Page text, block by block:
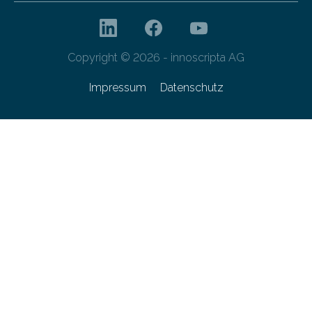
Copyright © 2026 - innoscripta AG
Impressum Datenschutz